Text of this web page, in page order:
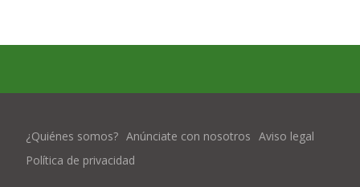
¿Quiénes somos? Anúnciate con nosotros Aviso legal
Política de privacidad